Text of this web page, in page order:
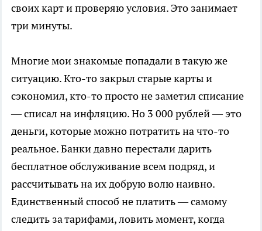
своих карт и проверяю условия. Это занимает
три минуты.
Многие мои знакомые попадали в такую же
ситуацию. Кто-то закрыл старые карты и
сэкономил, кто-то просто не заметил списание
— списал на инфляцию. Но 3 000 рублей — это
деньги, которые можно потратить на что-то
реальное. Банки давно перестали дарить
бесплатное обслуживание всем подряд, и
рассчитывать на их добрую волю наивно.
Единственный способ не платить — самому
следить за тарифами, ловить момент, когда